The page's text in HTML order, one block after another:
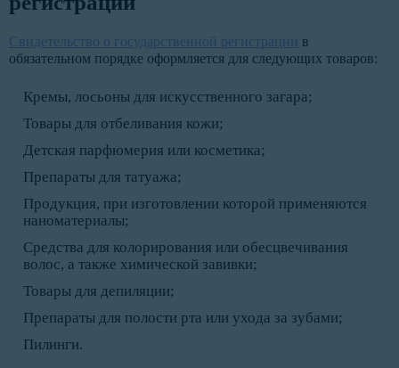
Свидетельство о государственной регистрации в
обязательном порядке оформляется для следующих товаров:
Кремы, лосьоны для искусственного загара;
Товары для отбеливания кожи;
Детская парфюмерия или косметика;
Препараты для татуажа;
Продукция, при изготовлении которой применяются
наноматериалы;
Средства для колорирования или обесцвечивания
волос, а также химической завивки;
Товары для депиляции;
Препараты для полости рта или ухода за зубами;
Пилинги.